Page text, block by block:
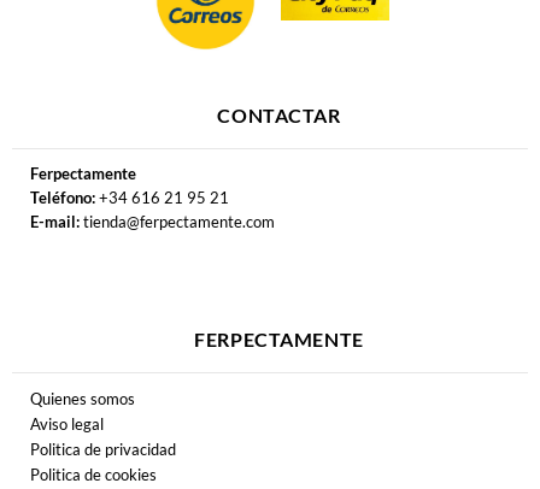
CONTACTAR
Ferpectamente
Teléfono:+34 616 21 95 21
E-mail:tienda@ferpectamente.com
FERPECTAMENTE
Quienes somos
Aviso legal
Politica de privacidad
Politica de cookies